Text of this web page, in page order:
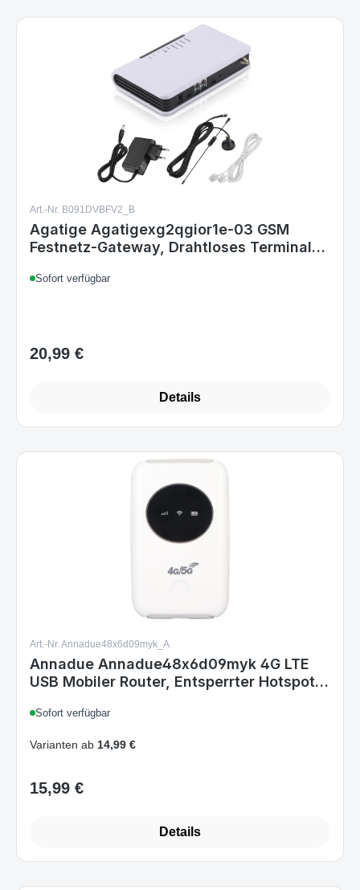
Art.-Nr. B091DVBFV2_B
Agatige Agatigexg2qgior1e-03 GSM
Festnetz-Gateway, Drahtloses Terminal
EU Stecker
Sofort verfügbar
Regulärer Preis:
20,99 €
Details
Art.-Nr. Annadue48x6d09myk_A
Annadue Annadue48x6d09myk 4G LTE
USB Mobiler Router, Entsperrter Hotspot
Geräte, 300 Mbit/s, Tragbarer WLAN-
Sofort verfügbar
Varianten ab 14,99 €
Regulärer Preis:
15,99 €
Details